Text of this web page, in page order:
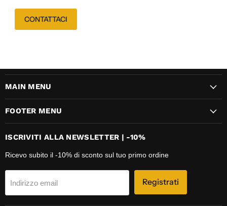
CONTATTACI
MAIN MENU
FOOTER MENU
ISCRIVITI ALLA NEWSLETTER | -10%
Ricevo subito il -10% di sconto sul tuo primo ordine
Indirizzo email Registrati